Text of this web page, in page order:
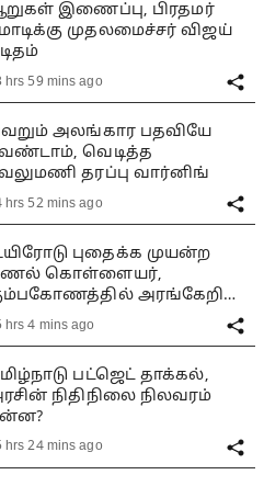
இணைப்பு, பிரதமர்
முதலமைச்சர் விஜய்
hrs 59 mins ago
அலங்கார பதவியே
வெடித்த
தரப்பு வார்னிங்
hrs 52 mins ago
புதைக்க முயன்ற
கொள்ளையர்,
அரங்கேறிய
hrs 4 mins ago
பட்ஜெட் தாக்கல்,
நிதிநிலை நிலவரம்
hrs 24 mins ago